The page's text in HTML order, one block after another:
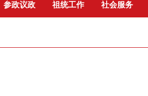
参政议政 祖统工作 社会服务